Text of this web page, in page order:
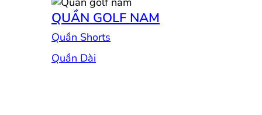
QUẦN GOLF NAM
Quần Shorts
Quần Dài